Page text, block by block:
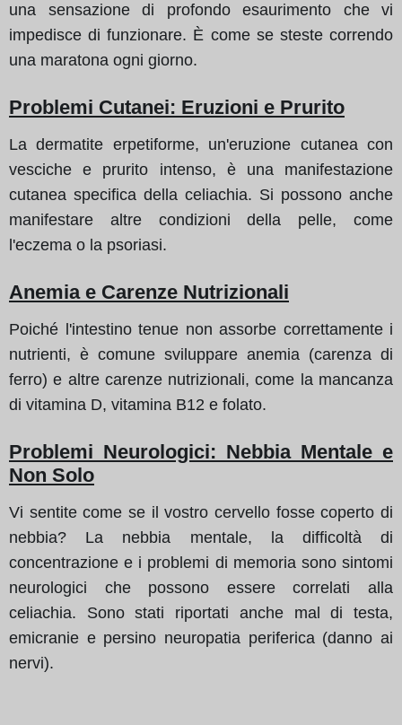
una sensazione di profondo esaurimento che vi
impedisce di funzionare. È come se steste correndo
una maratona ogni giorno.
Problemi Cutanei: Eruzioni e Prurito
La dermatite erpetiforme, un'eruzione cutanea con
vesciche e prurito intenso, è una manifestazione
cutanea specifica della celiachia. Si possono anche
manifestare altre condizioni della pelle, come
l'eczema o la psoriasi.
Anemia e Carenze Nutrizionali
Poiché l'intestino tenue non assorbe correttamente i
nutrienti, è comune sviluppare anemia (carenza di
ferro) e altre carenze nutrizionali, come la mancanza
di vitamina D, vitamina B12 e folato.
Problemi Neurologici: Nebbia Mentale e
Non Solo
Vi sentite come se il vostro cervello fosse coperto di
nebbia? La nebbia mentale, la difficoltà di
concentrazione e i problemi di memoria sono sintomi
neurologici che possono essere correlati alla
celiachia. Sono stati riportati anche mal di testa,
emicranie e persino neuropatia periferica (danno ai
nervi).